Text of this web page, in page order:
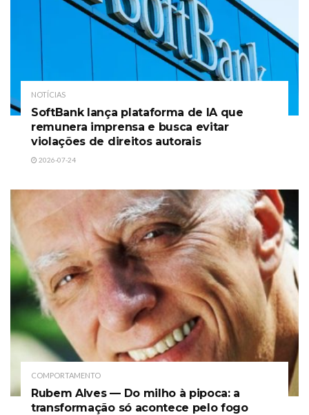
NOTÍCIAS
SoftBank lança plataforma de IA que
remunera imprensa e busca evitar
violações de direitos autorais
2026-07-24
COMPORTAMENTO
Rubem Alves — Do milho à pipoca: a
transformação só acontece pelo fogo